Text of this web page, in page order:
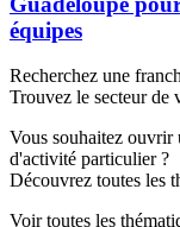
équipes
Recherchez une
Trouvez le secteur de
Vous souhaitez ouvrir
d'activité particulier ?
Découvrez toutes les
Voir toutes les